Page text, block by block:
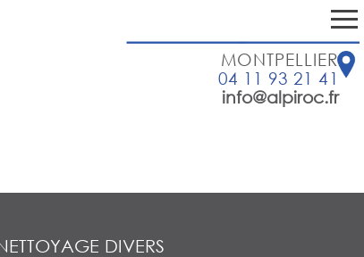
MONTPELLIER
04 11 93 21 41
info@alpiroc.fr
DIVERS